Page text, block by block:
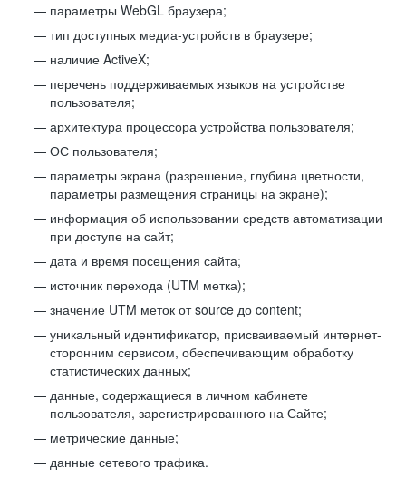
параметры WebGL браузера;
тип доступных медиа-устройств в браузере;
наличие ActiveX;
перечень поддерживаемых языков на устройстве
пользователя;
архитектура процессора устройства пользователя;
ОС пользователя;
параметры экрана (разрешение, глубина цветности,
параметры размещения страницы на экране);
информация об использовании средств автоматизации
при доступе на сайт;
дата и время посещения сайта;
источник перехода (UTM метка);
значение UTM меток от source до content;
уникальный идентификатор, присваиваемый интернет-
сторонним сервисом, обеспечивающим обработку
статистических данных;
данные, содержащиеся в личном кабинете
пользователя, зарегистрированного на Сайте;
метрические данные;
данные сетевого трафика.